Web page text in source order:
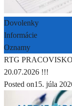
Dovolenky
Informácie
Oznamy
RTG
20.07.2026 !!!
Posted on15. júla